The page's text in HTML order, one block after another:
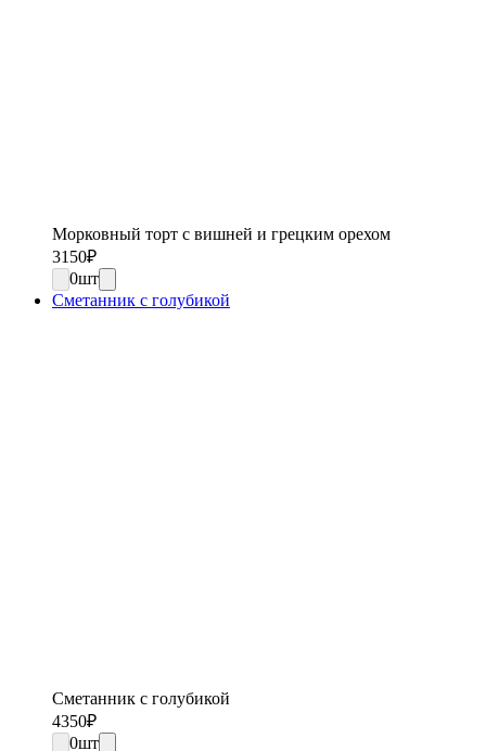
Морковный торт с вишней и грецким орехом
3150₽
0шт
Сметанник с голубикой
Сметанник с голубикой
4350₽
0шт